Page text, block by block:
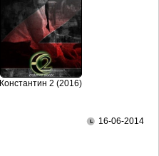
Константин 2 (2016)
16-06-2014